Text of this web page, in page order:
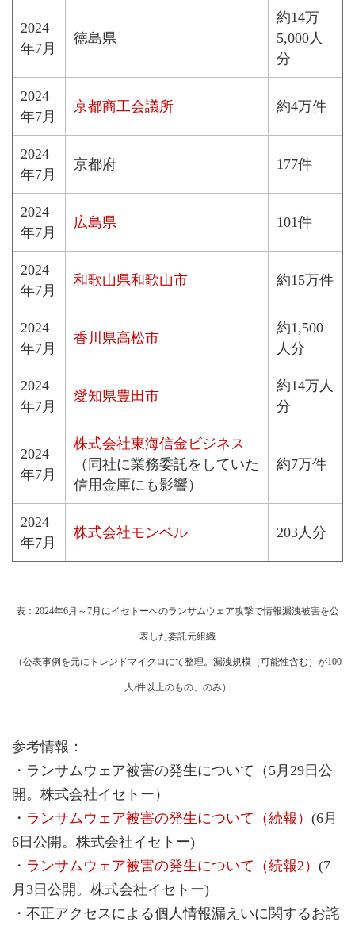
2024
年7月
徳島県
約14万
5,000人
分
2024
年7月
京都商工会議所 約4万件
2024
年7月
京都府 177件
2024
年7月
広島県 101件
2024
年7月
和歌山県和歌山市 約15万件
2024
年7月
香川県高松市
約1,500
人分
2024
年7月
愛知県豊田市
約14万人
分
2024
年7月
株式会社東海信金ビジネス
（同社に業務委託をしていた
信用金庫にも影響）
約7万件
2024
年7月
株式会社モンベル 203人分
表：2024年6月～7月にイセトーへのランサムウェア攻撃で情報漏洩被害を公
表した委託元組織
（公表事例を元にトレンドマイクロにて整理。漏洩規模（可能性含む）が100
人/件以上のもの、のみ）
参考情報：
・ランサムウェア被害の発生について（5月29日公
開。株式会社イセトー）
・ ランサムウェア被害の発生について（続報） (6月
6日公開。株式会社イセトー)
・ ランサムウェア被害の発生について（続報2） (7
月3日公開。株式会社イセトー)
・不正アクセスによる個人情報漏えいに関するお詫